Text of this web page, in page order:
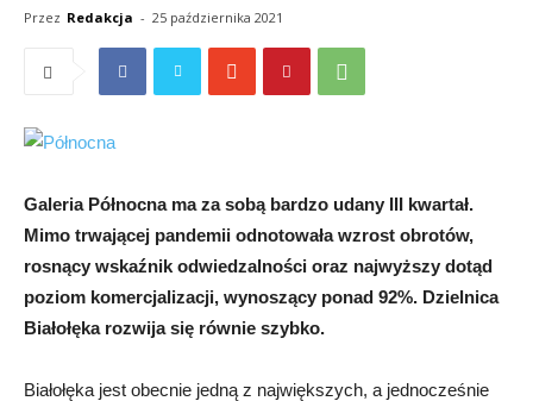
Przez Redakcja - 25 października 2021
Galeria Północna ma za sobą bardzo udany III kwartał.
Mimo trwającej pandemii odnotowała wzrost obrotów,
rosnący wskaźnik odwiedzalności oraz najwyższy dotąd
poziom komercjalizacji, wynoszący ponad 92%. Dzielnica
Białołęka rozwija się równie szybko.
Białołęka jest obecnie jedną z największych, a jednocześnie